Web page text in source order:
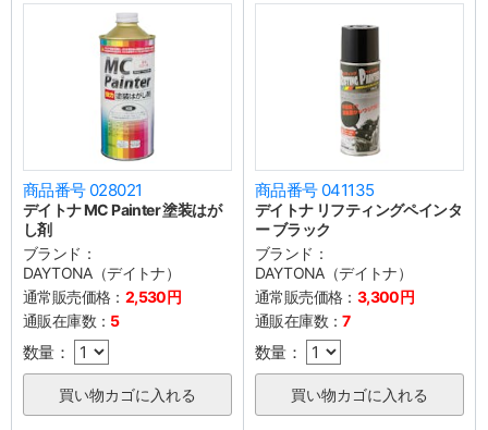
商品番号 028021
デイトナ MC Painter 塗装はが
し剤
ブランド：
DAYTONA（デイトナ）
通常販売価格： 2,530円
通販在庫数： 5
数量：
商品番号 041135
デイトナ リフティングペインタ
ー ブラック
ブランド：
DAYTONA（デイトナ）
通常販売価格： 3,300円
通販在庫数：7
数量：